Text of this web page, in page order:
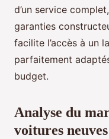
d’un service
garanties
facilite l’accès à un
parfaitement
budget.
Analyse du
voitures